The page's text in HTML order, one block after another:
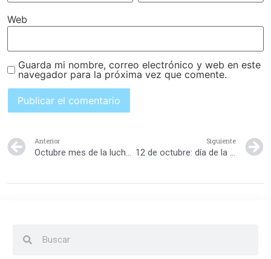
Web
Guarda mi nombre, correo electrónico y web en este
navegador para la próxima vez que comente.
Anterior
Octubre mes de la lucha del cáncer de mama
Siguiente
12 de octubre: día de la raza